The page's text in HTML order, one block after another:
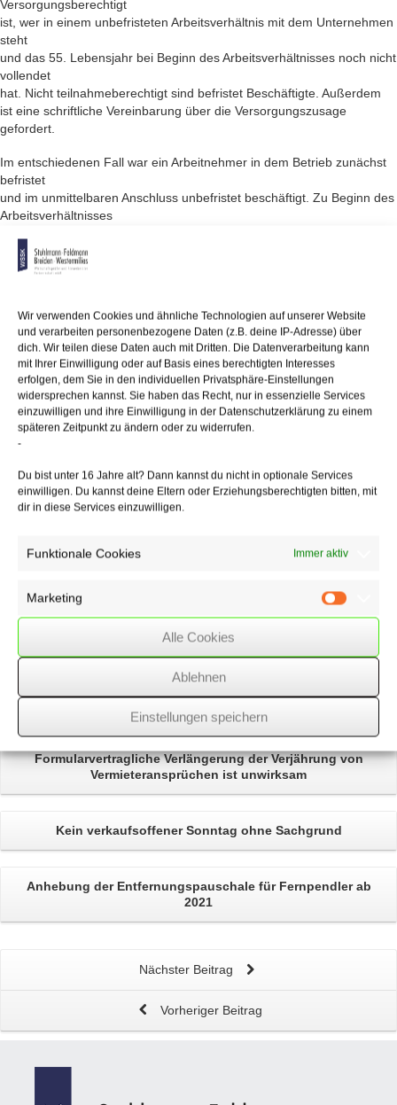
Wir verwenden Cookies und ähnliche Technologien auf unserer Website
und verarbeiten personenbezogene Daten (z.B. deine IP-Adresse) über
dich. Wir teilen diese Daten auch mit Dritten. Die Datenverarbeitung kann
mit Ihrer Einwilligung oder auf Basis eines berechtigten Interesses
erfolgen, dem Sie in den individuellen Privatsphäre-Einstellungen
widersprechen kannst. Sie haben das Recht, nur in essenzielle Services
einzuwilligen und ihre Einwilligung in der Datenschutzerklärung zu einem
späteren Zeitpunkt zu ändern oder zu widerrufen.
-
Du bist unter 16 Jahre alt? Dann kannst du nicht in optionale Services
einwilligen. Du kannst deine Eltern oder Erziehungsberechtigten bitten, mit
dir in diese Services einzuwilligen.
Funktionale Cookies Immer aktiv
Marketing
Alle Cookies
Ablehnen
Einstellungen speichern
Versorgungsberechtigt
ist, wer in einem unbefristeten Arbeitsverhältnis mit dem Unternehmen
steht
und das 55. Lebensjahr bei Beginn des Arbeitsverhältnisses noch nicht
vollendet
hat. Nicht teilnahmeberechtigt sind befristet Beschäftigte. Außerdem
ist eine schriftliche Vereinbarung über die Versorgungszusage
gefordert.
Im entschiedenen Fall war ein Arbeitnehmer in dem Betrieb zunächst
befristet
und im unmittelbaren Anschluss unbefristet beschäftigt. Zu Beginn des
Arbeitsverhältnisses
hatten
nun die Frage zu klären, ob auf den Arbeitnehmer die
Sie kamen zu der Entscheidung, dass hier ein Anspruch auf
Leistungen der betrieblichen
Altersversorgung besteht. Die Versorgungsordnung war dahin
auszulegen, dass
das Höchstalter bei Beginn der Betriebszugehörigkeit maßgeblich
ist. Das gilt unabhängig davon, ob zunächst ein befristetes
Arbeitsverhältnis
befristete Arbeitsverhältnis anschließt. Die Voraussetzung einer
"schriftlichen Vereinbarung über die Versorgungszusage" ist nicht
konstitutiv für den Versorgungsanspruch.
Formularvertragliche Verlängerung derVerjährung von
Vermieteransprüchen ist unwirksam
Kein verkaufsoffener Sonntag ohne Sachgrund
Anhebung der Entfernungspauschalefür Fernpendler ab
2021
Nächster Beitrag
Vorheriger Beitrag